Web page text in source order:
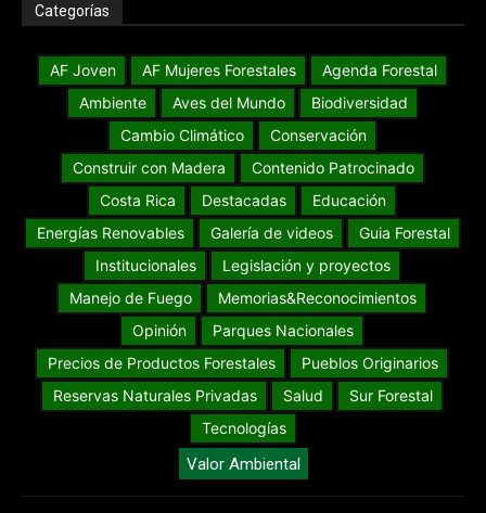
Categorías
AF Joven AF Mujeres Forestales
Agenda Forestal
Ambiente
Aves del Mundo
Biodiversidad
Cambio Climático
Conservación
Construir con Madera
Contenido Patrocinado
Costa Rica
Destacadas
Educación
Energías Renovables
Galería de videos
Guia Forestal
Institucionales
Legislación y proyectos
Manejo de Fuego
Memorias&Reconocimientos
Opinión
Parques Nacionales
Precios de Productos Forestales
Pueblos Originarios
Reservas Naturales Privadas
Salud
Sur Forestal
Tecnologías
Valor Ambiental